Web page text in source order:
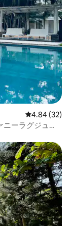
レビュー32
4.84 (32)
ーラグジュア